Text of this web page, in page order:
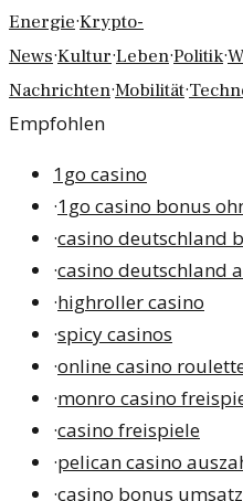
Energie·Krypto-
News·Kultur·Leben·Politik·
Nachrichten·Mobilität·
Empfohlen
1go casino
·1go casino bonus
·casino deutschland
·casino deutschland
·highroller casino
·spicy casinos
·online casino
·monro casino
·casino freispiele
·pelican casino
·casino bonus